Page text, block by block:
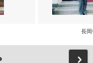
長岡